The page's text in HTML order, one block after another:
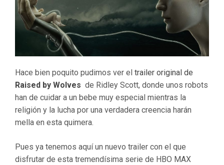
Hace bien poquito pudimos ver el trailer original de
Raised by Wolves de Ridley Scott, donde unos robots
han de cuidar a un bebe muy especial mientras la
religión y la lucha por una verdadera creencia harán
mella en esta quimera.
Pues ya tenemos aquí un nuevo trailer con el que
disfrutar de esta tremendísima serie de HBO MAX